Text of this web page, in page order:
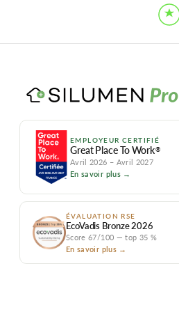
EMPLOYEUR CERTIFIÉ
Great Place To Work®
Avril 2026 – Avril 2027
En savoir plus →
ÉVALUATION RSE
EcoVadis Bronze 2026
Score 67/100 — top 35 %
En savoir plus →